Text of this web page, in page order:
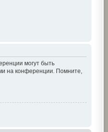
могут быть
на конференции. Помните,